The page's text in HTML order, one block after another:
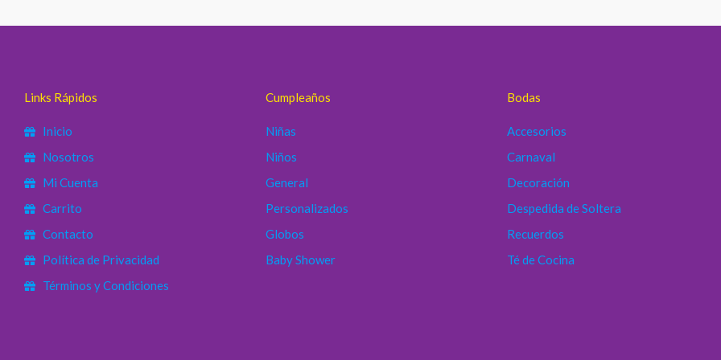
Links Rápidos
Inicio
Nosotros
Mi Cuenta
Carrito
Contacto
Política de Privacidad
Términos y Condiciones
Cumpleaños
Niñas
Niños
General
Personalizados
Globos
Baby Shower
Bodas
Accesorios
Carnaval
Decoración
Despedida de Soltera
Recuerdos
Té de Cocina